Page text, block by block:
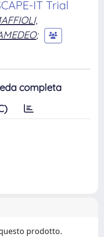
IT Trial
;
completa
prodotto.